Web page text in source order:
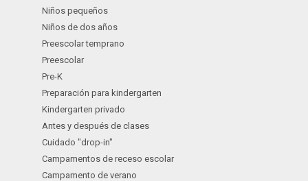
Niños pequeños
Niños de dos años
Preescolar temprano
Preescolar
Pre-K
Preparación para kindergarten
Kindergarten privado
Antes y después de clases
Cuidado "drop-in"
Campamentos de receso escolar
Campamento de verano